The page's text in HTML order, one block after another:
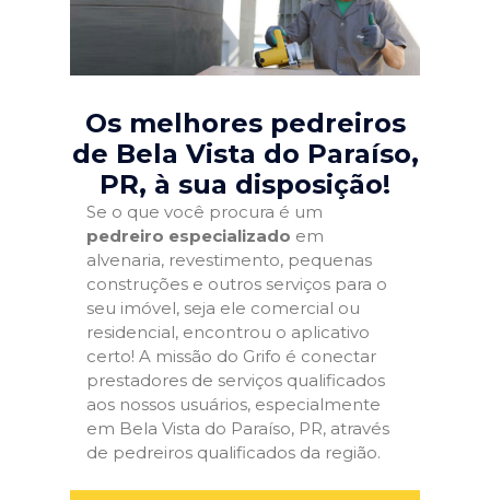
Os melhores pedreiros
de Bela Vista do Paraíso,
PR, à sua disposição!
Se o que você procura é um
pedreiro especializado em
alvenaria, revestimento, pequenas
construções e outros serviços para o
seu imóvel, seja ele comercial ou
residencial, encontrou o aplicativo
certo! A missão do Grifo é conectar
prestadores de serviços qualificados
aos nossos usuários, especialmente
em Bela Vista do Paraíso, PR, através
de pedreiros qualificados da região.